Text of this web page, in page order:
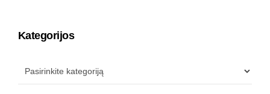
Kategorijos